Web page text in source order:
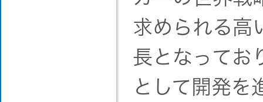
求められる高
長となってお
として開発を